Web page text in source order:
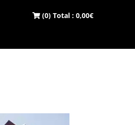
(0) Total :0,00€